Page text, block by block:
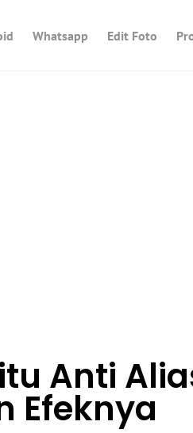
Whatsapp Edit Foto
Anti
Efeknya